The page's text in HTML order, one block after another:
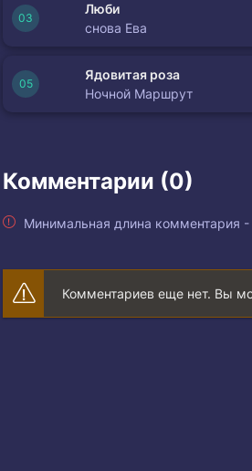
Люби
снова Ева
Ядовитая роза
Ночной Маршрут
Комментарии (0)
Минимальная длина комментария
Комментариев еще нет. Вы